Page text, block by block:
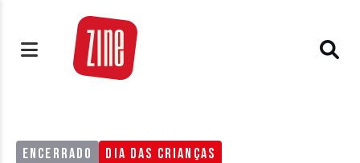
ENCERRADO DIA DAS CRIANÇAS